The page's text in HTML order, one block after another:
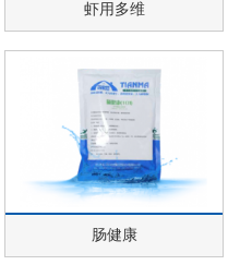
虾用多维
肠健康